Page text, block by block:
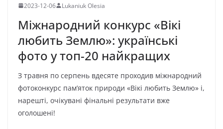
2023-12-06 Lukaniuk Olesia
Міжнародний конкурс «Вікі
любить Землю»: українські
фото у топ-20 найкращих
З травня по серпень вдесяте проходив міжнародний
фотоконкурс пам’яток природи «Вікі любить Землю» і,
нарешті, очікувані фінальні результати вже
оголошені!